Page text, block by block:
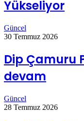
Yükseliyor
Güncel
30 Temmuz 2026
Dip Çamuru
devam
Güncel
28 Temmuz 2026